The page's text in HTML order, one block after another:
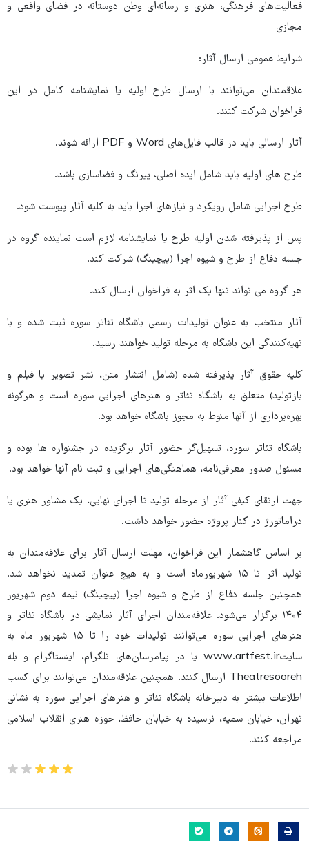
فعالیت‌های فرهنگی، هنری و رسانه‌ای وطن دوستانه در فضای واقعی و
مجازی
شرایط عمومی ارسال آثار:
علاقمندان می‌توانند با ارسال طرح اولیه یا نمایشنامه کامل در این
فراخوان شرکت کنند.
آثار ارسالی باید در قالب فایل‌های Word و PDF ارائه شوند.
طرح های اولیه باید شامل ایده اصلی، پیرنگ و فضاسازی باشد.
طرح اجرایی شامل رویکرد و نیازهای اجرا باید به کلیه آثار پیوست شود.
پس از پذیرفته شدن اولیه طرح یا نمایشنامه لازم است نماینده گروه در
جلسه دفاع از طرح و شیوه اجرا (پیچینگ) شرکت کند.
هر گروه می تواند تنها یک اثر به فراخوان ارسال کند.
آثار منتخب به عنوان تولیدات رسمی باشگاه تئاتر سوره ثبت شده و با
تهیه‌کنندگی این باشگاه به مرحله تولید خواهند رسید.
کلیه حقوق آثار پذیرفته شده (شامل انتشار متن، نشر تصویر یا فیلم و
بازتولید) متعلق به باشگاه تئاتر و هنرهای اجرایی سوره است و هرگونه
بهره‌برداری از آنها منوط به مجوز باشگاه خواهد بود.
باشگاه تئاتر سوره، تسهیل‌گر حضور آثار برگزیده در جشنواره ها بوده و
مسئول صدور معرفی‌نامه، هماهنگی‌های اجرایی و ثبت نام آنها خواهد بود.
جهت ارتقای کیفی آثار از مرحله تولید تا اجرای نهایی، یک مشاور هنری یا
دراماتورژ در کنار پروژه حضور خواهد داشت.
بر اساس گاهشمار این فراخوان، مهلت ارسال آثار برای علاقه‌مندان به
تولید اثر تا ۱۵ شهریورماه است و به هیچ عنوان تمدید نخواهد شد.
همچنین جلسه دفاع از طرح و شیوه اجرا (پیچینگ) نیمه دوم شهریور
۱۴۰۴ برگزار می‌شود. علاقه‌مندان اجرای آثار نمایشی در باشگاه تئاتر و
هنرهای اجرایی سوره می‌توانند تولیدات خود را تا ۱۵ شهریور ماه به
سایتwww.artfest.ir یا در پیامرسان‌های تلگرام، اینستاگرام و بله
Theatresooreh ارسال کنند. همچنین علاقه‌مندان می‌توانند برای کسب
اطلاعات بیشتر به دبیرخانه باشگاه تئاتر و هنرهای اجرایی سوره به نشانی
تهران، خیابان سمیه، نرسیده به خیابان حافظ، حوزه هنری انقلاب اسلامی
مراجعه کنند.